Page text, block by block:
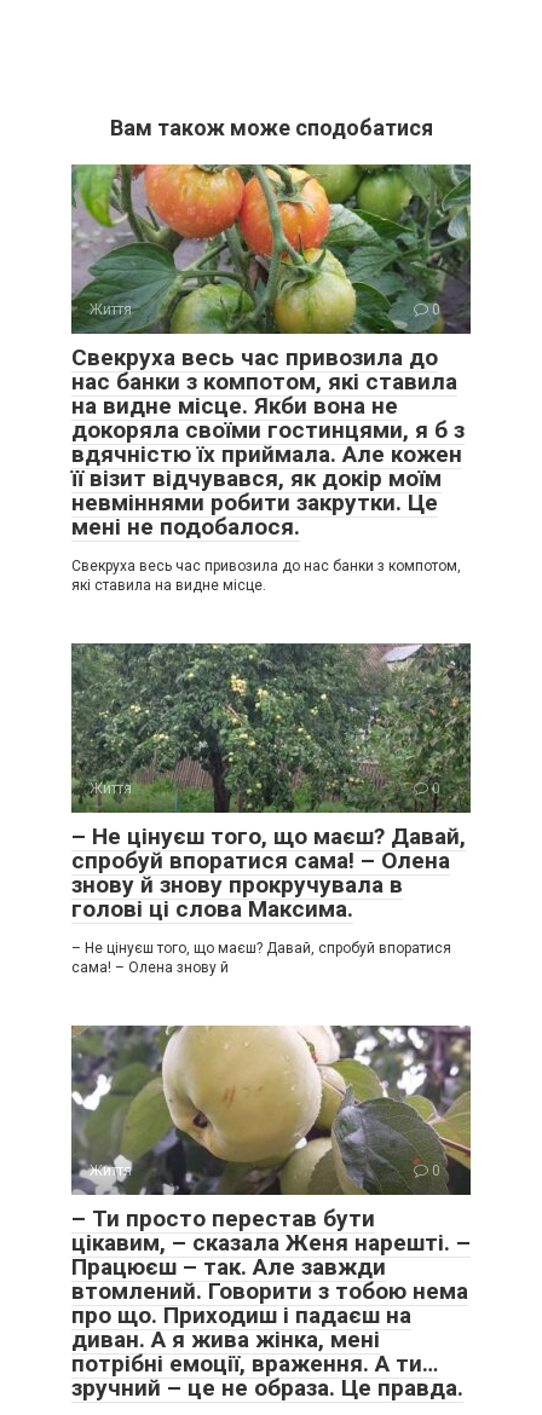
Вам також може сподобатися
Життя 0
Свекруха весь час привозила до
нас банки з компотом, які ставила
на видне місце. Якби вона не
докоряла своїми гостинцями, я б з
вдячністю їх приймала. Але кожен
її візит відчувався, як докір моїм
невміннями робити закрутки. Це
мені не подобалося.
Свекруха весь час привозила до нас банки з компотом,
які ставила на видне місце.
Життя 0
– Не цінуєш того, що маєш? Давай,
спробуй впоратися сама! – Олена
знову й знову прокручувала в
голові ці слова Максима.
– Не цінуєш того, що маєш? Давай, спробуй впоратися
сама! – Олена знову й
Життя 0
– Ти просто перестав бути
цікавим, – сказала Женя нарешті. –
Працюєш – так. Але завжди
втомлений. Говорити з тобою нема
про що. Приходиш і падаєш на
диван. А я жива жінка, мені
потрібні емоції, враження. А ти…
зручний – це не образа. Це правда.